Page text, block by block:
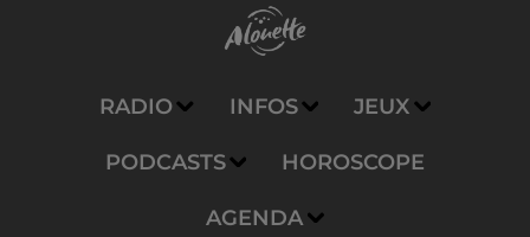
RADIO INFOS JEUX
PODCASTS HOROSCOPE
AGENDA